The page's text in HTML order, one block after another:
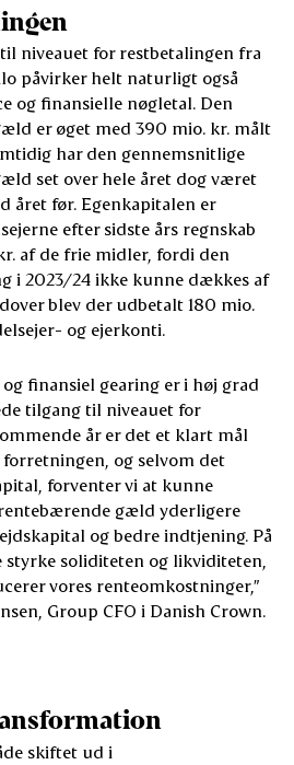
niveauet for restbetalingen fra
påvirker helt naturligt også
og finansielle nøgletal. Den
er øget med 390 mio. kr. målt
har den gennemsnitlige
set over hele året dog været
året før. Egenkapitalen er
efter sidste års regnskab
af de frie midler, fordi den
i 2023/24 ikke kunne dækkes af
blev der udbetalt 180 mio.
og ejerkonti.
finansiel gearing er i høj grad
tilgang til niveauet for
år er det et klart mål
og selvom det
forventer vi at kunne
gæld yderligere
og bedre indtjening. På
styrke soliditeten og likviditeten,
vores renteomkostninger,”
Group CFO i Danish Crown.
skiftet ud i